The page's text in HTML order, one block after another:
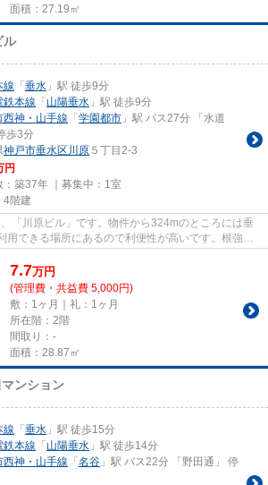
面積：27.19㎡
ル
線 「 垂水 」駅 徒歩9分
鉄本線 「 山陽垂水 」駅 徒歩9分
西神・山手線 「 学園都市 」駅 バス27分 「水道
歩3分
神戸市垂水区 川原 ５丁目2-3
円
：築37年 ｜募集中： 1室
4階建
「川原ビル」です。物件から324mのところには垂
用できる場所にあるので利便性が高いです。根強い
7.7万円
(管理費・共益費 5,000円)
敷：1ヶ月｜礼：1ヶ月
所在階：2階
間取り：-
面積：28.87㎡
マンション
線 「 垂水 」駅 徒歩15分
鉄本線 「 山陽垂水 」駅 徒歩14分
西神・山手線 「 名谷 」駅 バス22分 「野田通」 停